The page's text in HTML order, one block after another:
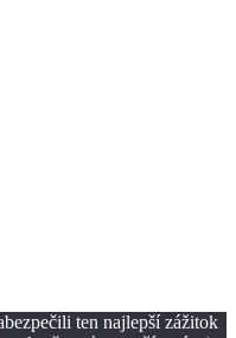
ten najlepší zážitok